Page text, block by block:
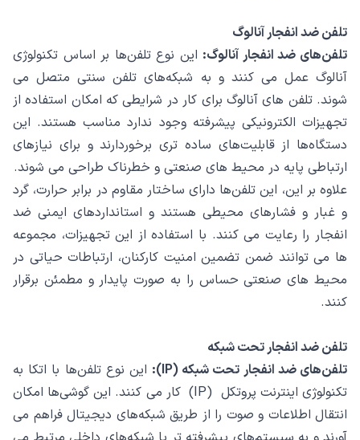
تلفن ضد انفجار آنالوگ
تلفن‌های ضد انفجار آنالوگ: این نوع تلفن‌ها بر اساس تکنولوژی
آنالوگ عمل می ‌کنند و به شبکه‌های تلفن سنتی متصل می‌
شوند. تلفن های آنالوگ برای کار در شرایطی که امکان استفاده از
تجهیزات الکترونیکی پیشرفته وجود ندارد مناسب هستند. این
دستگاه‌ها از قابلیت‌های ساده ‌تری برخوردارند و برای نیازهای
ارتباطی پایه در محیط‌ های صنعتی و خطرناک طراحی می ‌شوند.
علاوه بر این، این تلفن‌ها دارای ساختار مقاوم در برابر حرارت، گرد
و غبار و فشارهای محیطی هستند و استانداردهای ایمنی ضد
انفجار را رعایت می‌ کنند. با استفاده از این تجهیزات، مجموعه
ها می ‌توانند ضمن تضمین امنیت کارکنان، ارتباطات حیاتی در
محیط‌ های صنعتی حساس را به‌ صورت پایدار و مطمئن برقرار
کنند.
تلفن ضد انفجار تحت شبکه
تلفن‌های ضد انفجار تحت شبکه (IP):
این نوع تلفن‌ها با اتکا به
تکنولوژی اینترنت پروتکل (IP) کار می‌ کنند. این گوشی‌ها امکان
انتقال اطلاعات و صوت را از طریق شبکه‌های دیجیتال فراهم می